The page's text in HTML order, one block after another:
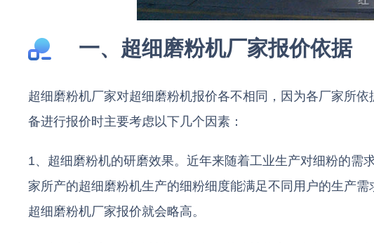
一、超细磨粉机厂家报价依据
超细磨粉机厂家对超细磨粉机报价各不相同，因为各厂家所
备进行报价时主要考虑以下几个因素：
1、超细磨粉机的研磨效果。近年来随着工业生产对细粉的需
家所产的超细磨粉机生产的细粉细度能满足不同用户的生产
超细磨粉机厂家报价就会略高。